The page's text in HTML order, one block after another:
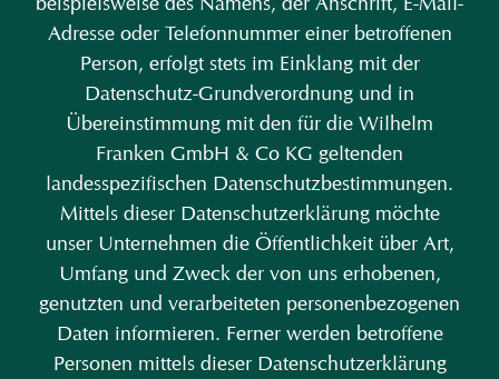
Adresse oder Telefonnummer einer betroffenen
Person, erfolgt stets im Einklang mit der
Datenschutz-Grundverordnung und in
Übereinstimmung mit den für die Wilhelm
Franken GmbH & Co KG geltenden
landesspezifischen Datenschutzbestimmungen.
Mittels dieser Datenschutzerklärung möchte
unser Unternehmen die Öffentlichkeit über Art,
Umfang und Zweck der von uns erhobenen,
genutzten und verarbeiteten personenbezogenen
Daten informieren. Ferner werden betroffene
Personen mittels dieser Datenschutzerklärung